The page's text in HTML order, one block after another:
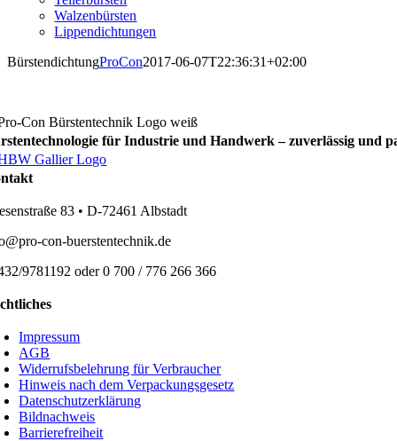
Walzenbürsten
Lippendichtungen
BürstendichtungProCon2017-06-07T22:36:31+02:00
für Industrie und Handwerk – zuverlässig und
83 • D-72461 Albstadt
con-buerstentechnik.de
9781192 oder 0 700 / 776 266 366
Impressum
AGB
Widerrufsbelehrung für Verbraucher
Hinweis nach dem Verpackungsgesetz
Datenschutzerklärung
Bildnachweis
Barrierefreiheit